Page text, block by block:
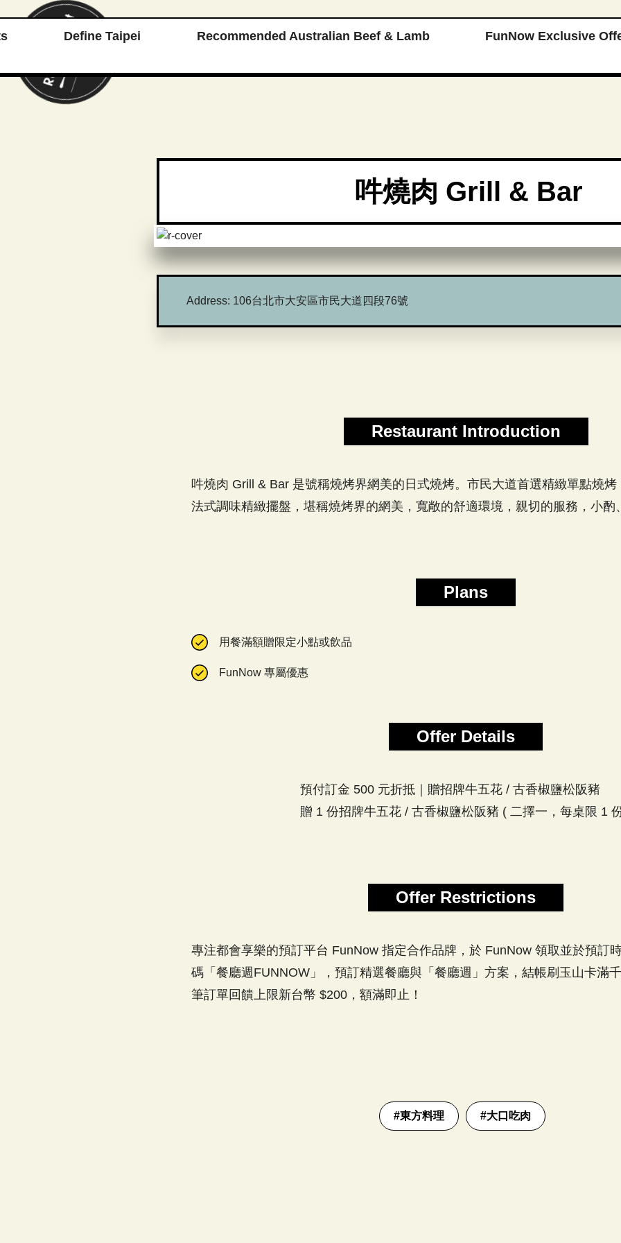
Define Taipei Recommended Australian Beef & Lamb FunNow Exclusive
吽燒肉 Grill & Bar
Address: 106台北市大安區市民大道四段76號
Restaurant Introduction
吽燒肉 Grill & Bar 是號稱燒烤界網美的日式燒烤。市民大道首選精緻單點燒
法式調味精緻擺盤，堪稱燒烤界的網美，寬敞的舒適環境，親切的服務，小酌
Plans
用餐滿額贈限定小點或飲品
FunNow 專屬優惠
Offer Details
預付訂金 500 元折抵｜贈招牌牛五花 / 古香椒鹽松阪豬
贈 1 份招牌牛五花 / 古香椒鹽松阪豬 ( 二擇一，每桌限 1
Offer Restrictions
專注都會享樂的預訂平台 FunNow 指定合作品牌，於 FunNow 領取並於預訂
碼「餐廳週FUNNOW」，預訂精選餐廳與「餐廳週」方案，結帳刷玉山卡滿
筆訂單回饋上限新台幣 $200，額滿即止！
#東方料理 #大口吃肉